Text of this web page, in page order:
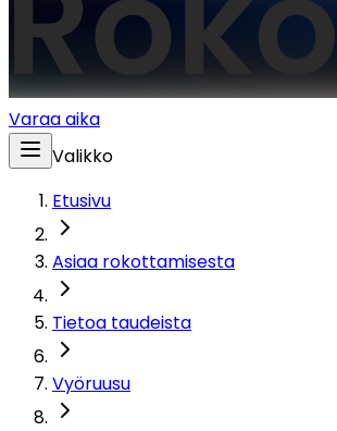
Varaa aika
Valikko
Etusivu
Asiaa rokottamisesta
Tietoa taudeista
Vyöruusu